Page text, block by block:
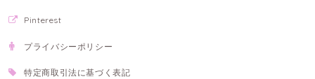
Pinterest
プライバシーポリシー
特定商取引法に基づく表記